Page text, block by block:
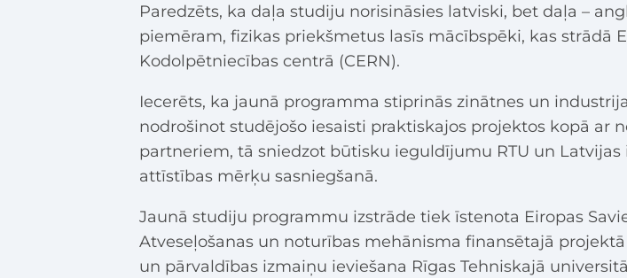
Paredzēts, ka daļa studiju norisināsies latviski, bet daļa –
piemēram, fizikas priekšmetus lasīs mācībspēki, kas strādā
Kodolpētniecības centrā (CERN).
Iecerēts, ka jaunā programma stiprinās zinātnes un
nodrošinot studējošo iesaisti praktiskajos projektos kopā ar
partneriem, tā sniedzot būtisku ieguldījumu RTU un
attīstības mērķu sasniegšanā.
Jaunā studiju programmu izstrāde tiek īstenota Eiropas
Atveseļošanas un noturības mehānisma finansētajā projektā
un pārvaldības izmaiņu ieviešana Rīgas Tehniskajā